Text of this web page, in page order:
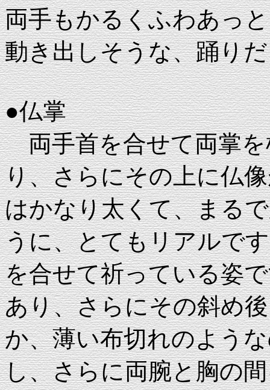
両手もかるくふわあっ
動き出しそうな、踊り
●仏掌
両手首を合せて両掌を
り、さらにその上に仏
はかなり太くて、まる
うに、とてもリアルで
を合せて祈っている姿
あり、さらにその斜め
か、薄い布切れのよう
し、さらに両腕と胸の